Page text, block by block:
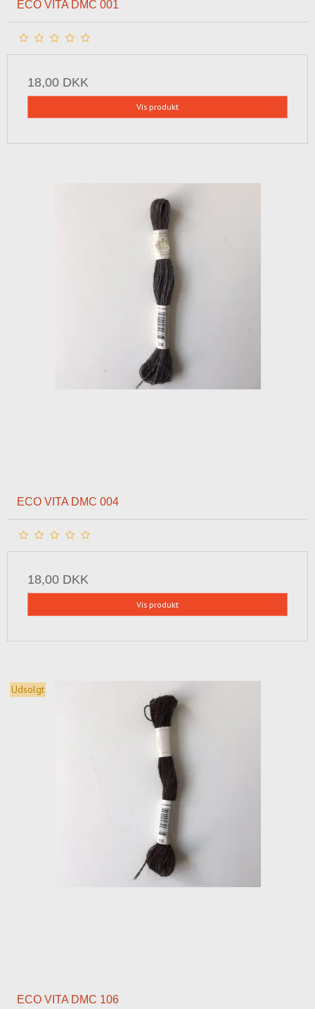
ECO VITA DMC 001
18,00 DKK
Vis produkt
ECO VITA DMC 004
18,00 DKK
Vis produkt
Udsolgt
ECO VITA DMC 106